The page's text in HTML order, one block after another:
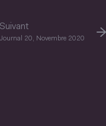
Suivant
Journal 20, Novembre 2020